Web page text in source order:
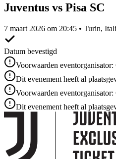
Juventus vs Pisa SC
7 maart 2026 om 20:45 • Turin,
Datum bevestigd
Voorwaarden eventorganisator:
Dit evenement heeft al
Voorwaarden eventorganisator:
Dit evenement heeft al